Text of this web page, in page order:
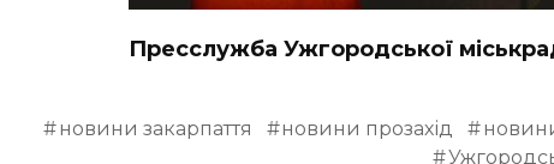
Пресслужба Ужгородської
новини закарпаття новини прозахід